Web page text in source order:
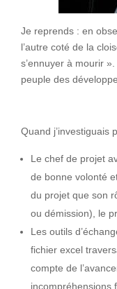
Je reprends : en
l’autre coté de la
s’ennuyer à mourir
peuple des
Quand j’investiguais
Le chef de projet
de bonne volonté
du projet que son
ou démission), le
Les outils
fichier excel
compte de
incompréhensions